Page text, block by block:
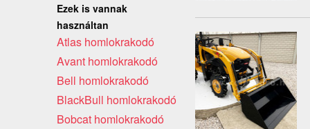
Ezek is vannak
használtan
Atlas homlokrakodó
Avant homlokrakodó
Bell homlokrakodó
BlackBull homlokrakodó
Bobcat homlokrakodó